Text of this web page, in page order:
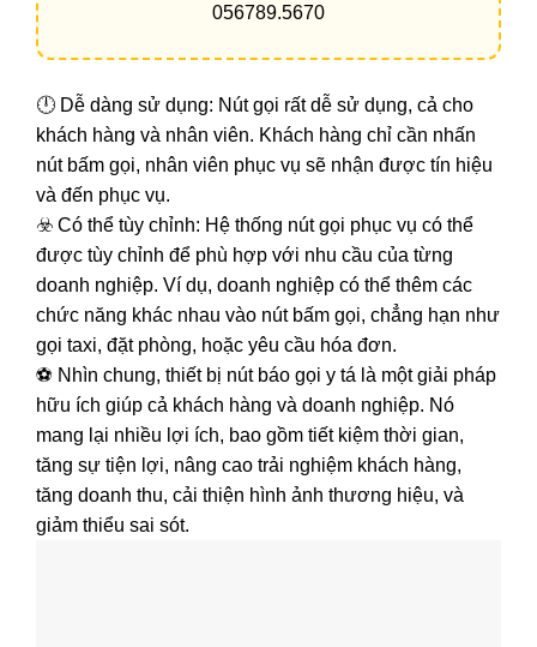
056789.5670
🕛 Dễ dàng sử dụng: Nút gọi rất dễ sử dụng, cả cho
khách hàng và nhân viên. Khách hàng chỉ cần nhấn
nút bấm gọi, nhân viên phục vụ sẽ nhận được tín hiệu
và đến phục vụ.
☣️ Có thể tùy chỉnh: Hệ thống nút gọi phục vụ có thể
được tùy chỉnh để phù hợp với nhu cầu của từng
doanh nghiệp. Ví dụ, doanh nghiệp có thể thêm các
chức năng khác nhau vào nút bấm gọi, chẳng hạn như
gọi taxi, đặt phòng, hoặc yêu cầu hóa đơn.
⚽ Nhìn chung, thiết bị nút báo gọi y tá là một giải pháp
hữu ích giúp cả khách hàng và doanh nghiệp. Nó
mang lại nhiều lợi ích, bao gồm tiết kiệm thời gian,
tăng sự tiện lợi, nâng cao trải nghiệm khách hàng,
tăng doanh thu, cải thiện hình ảnh thương hiệu, và
giảm thiểu sai sót.